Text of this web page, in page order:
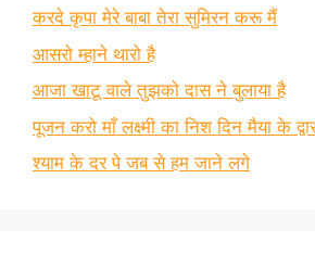
करदे कृपा मेरे बाबा तेरा सुमिरन करू मैं
आसरो म्हाने थारो है
आजा खाटू वाले तुझको दास ने बुलाया है
पूजन करो माँ लक्ष्मी का निश दिन मैया के
श्याम के दर पे जब से हम जाने लगे